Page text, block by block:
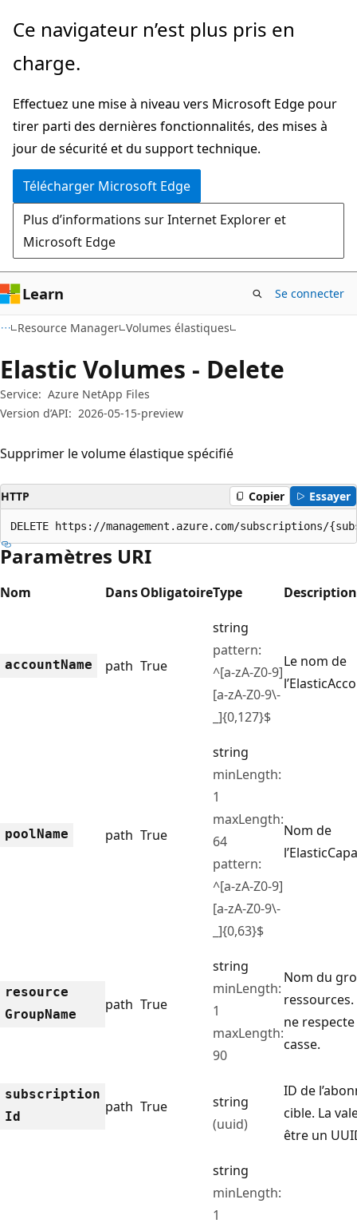
Passer
directement
au
principal
Passer
la
dans
la
page
Ce navigateur n’est plus pris en
charge.
Effectuez une mise à niveau vers Microsoft Edge pour
tirer parti des dernières fonctionnalités, des mises à
jour de sécurité et du support technique.
Télécharger Microsoft Edge
Plus d’informations sur Internet Explorer et
Microsoft Edge
Learn Se connecter
Resource Manager Volumes élastiques
Elastic Volumes - Delete
Service: Azure NetApp Files
Version d’API: 2026-05-15-preview
Supprimer le volume élastique spécifié
HTTP Copier Essayer
DELETE https://management.azure.com/subscriptions/
Paramètres URI
Nom DansObligatoireType Description
accountName path True
string
pattern:
^[a-zA-Z0-9]
[a-zA-Z0-9\-
_]{0,127}$
Le nom de
poolName path True
string
minLength:
1
maxLength:
64
pattern:
^[a-zA-Z0-9]
[a-zA-Z0-9\-
_]{0,63}$
Nom de
resource
GroupName
path True
string
minLength:
1
maxLength:
90
Nom du
ne
casse.
subscription
Id
path True
string
(uuid)
ID de
cible. La
être un
string
minLength:
1